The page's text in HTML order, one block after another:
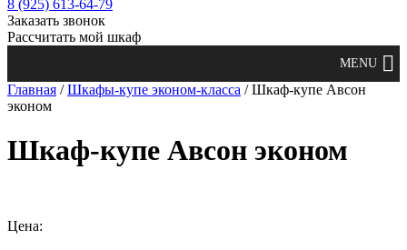
8 (925) 613-64-79
Заказать звонок
Рассчитать мой шкаф
Главная /Шкафы-купе эконом-класса / Шкаф-купе Авсон
эконом
Шкаф-купе Авсон эконом
Цена: